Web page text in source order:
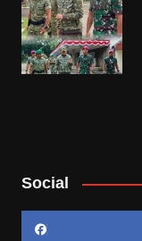
Social